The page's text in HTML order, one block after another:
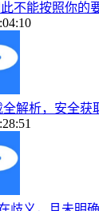
不能按照你的
解析，安全获